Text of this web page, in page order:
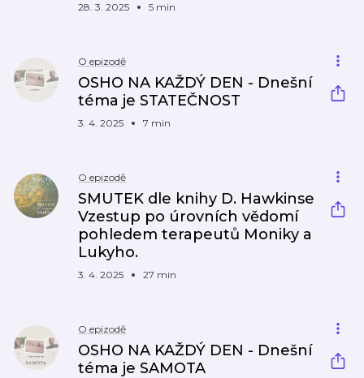
28. 3. 2025 5 min
O epizodě
OSHO NA KAŽDÝ DEN - Dnešní
téma je STATEČNOST
3. 4. 2025 7 min
O epizodě
SMUTEK dle knihy D. Hawkinse
Vzestup po úrovních vědomí
pohledem terapeutů Moniky a
Lukyho.
3. 4. 2025 27 min
O epizodě
OSHO NA KAŽDÝ DEN - Dnešní
téma je SAMOTA